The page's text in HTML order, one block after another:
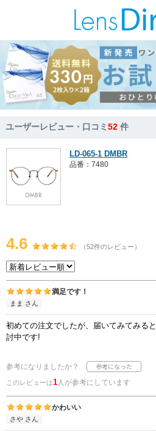
ユーザーレビュー・口コミ52 件
LD-065-1 DMBR
品番：7480
4.6 （52件のレビュー）
満足です！
まま さん
初めての注文でしたが、届いてみてみる
討中です!
参考になりましたか？
このレビューは1人が参考にしています
かわいい
さや さん